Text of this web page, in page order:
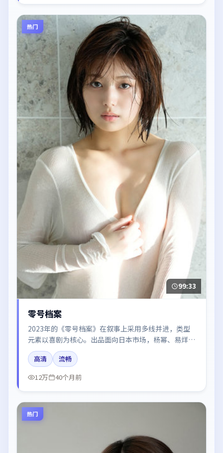
热门
99:33
零号档案
2023年的《零号档案》在叙事上采用多线并进，类型
元素以喜剧为核心。出品面向日本市场，杨幂、易烊千
玺、木村拓哉所饰角色推动关键反转，结尾留白引发讨
论。
高清
流畅
12万
40个月前
热门